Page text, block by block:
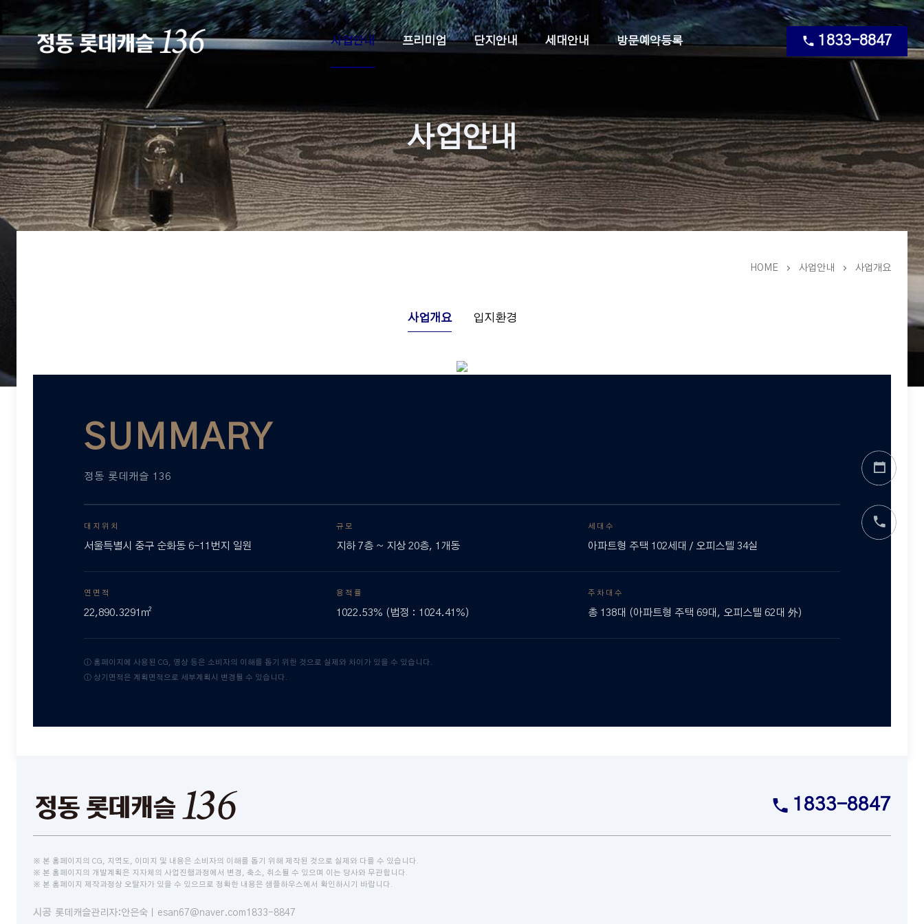
사업안내 프리미엄 단지안내 세대안내 방문예약등록 1833-8847
사업안내
HOME 사업안내 사업개요
사업개요 입지환경
SUMMARY
정동 롯데캐슬 136
대지위치
서울특별시 중구 순화동 6-11번지 일원
규모
지하 7층 ~ 지상 20층, 1개동
세대수
아파트형 주택 102세대 / 오피스텔 34실
연면적
22,890.3291㎡
용적률
1022.53% (법정 : 1024.41%)
주차대수
총 138대 (아파트형 주택 69대, 오피스텔 62대 外)
ⓘ 홈페이지에 사용된 CG, 영상 등은 소비자의 이해를 돕기 위한 것으로 실제와 차이가 있을 수 있습니다.
ⓘ 상기면적은 계획면적으로 세부계획시 변경될 수 있습니다.
1833-8847
※ 본 홈페이지의 CG, 지역도, 이미지 및 내용은 소비자의 이해를 돕기 위해 제작된 것으로 실제와 다를 수 있습니다.
※ 본 홈페이지의 개발계획은 지자체의 사업진행과정에서 변경, 축소, 취소될 수 있으며 이는 당사와 무관합니다.
※ 본 홈페이지 제작과정상 오탈자가 있을 수 있으므로 정확한 내용은 샘플하우스에서 확인하시기 바랍니다.
시공 롯데캐슬관리자:안은숙ㅣesan67@naver.com1833-8847